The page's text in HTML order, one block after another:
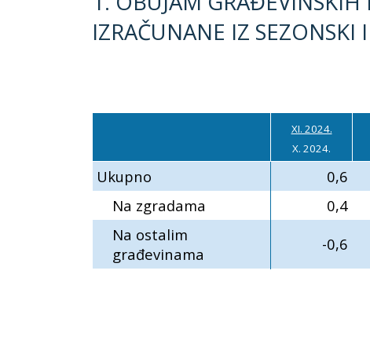
IZRAČUNANE IZ
XI. 2024.
X. 2024.
Ukupno 0,6
Na zgradama
0,4
Na ostalim
građevinama
-0,6